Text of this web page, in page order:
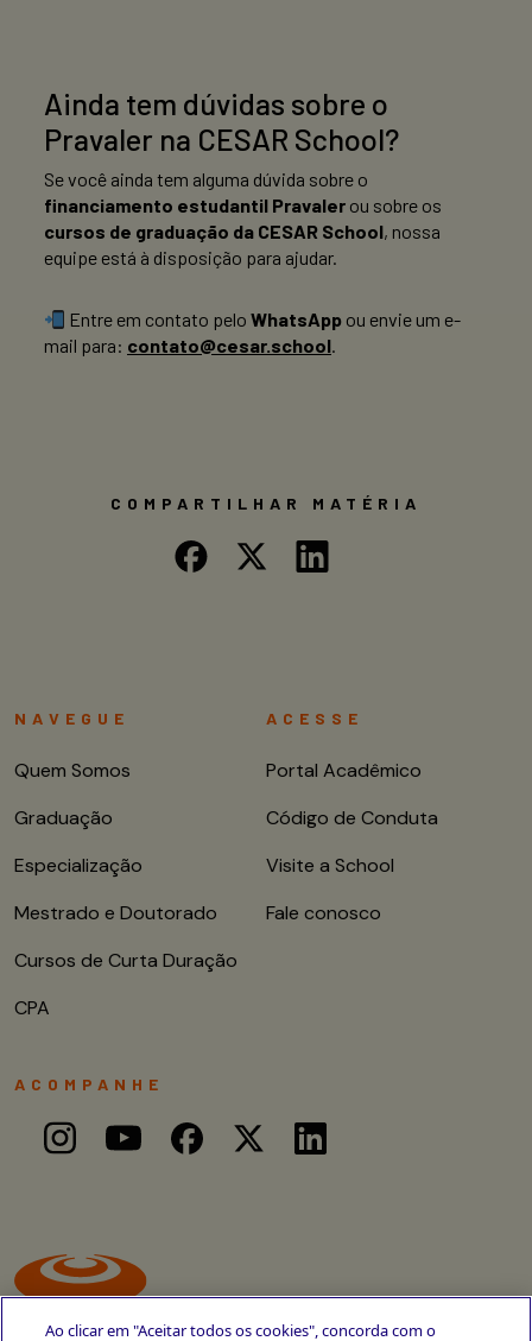
Ainda tem dúvidas sobre o
Pravaler na CESAR School?
Se você ainda tem alguma dúvida sobre o
financiamento estudantil Pravaler ou sobre os
cursos de graduação da CESAR School, nossa
equipe está à disposição para ajudar.
Entre em contato peloWhatsApp ou envie um e-
mail para: contato@cesar.school.
COMPARTILHAR MATÉRIA
NAVEGUE
Quem Somos
Graduação
Especialização
Mestrado e Doutorado
Cursos de Curta Duração
CPA
ACESSE
Portal Acadêmico
Código de Conduta
Visite a School
Fale conosco
ACOMPANHE
Ao clicar em "Aceitar todos os cookies", concorda com o